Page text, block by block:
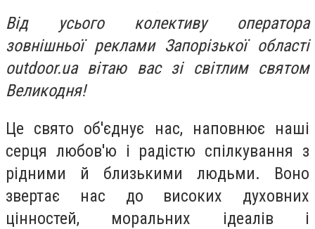
Від усього колективу оператора
зовнішньої реклами Запорізької області
outdoor.ua вітаю вас зі світлим святом
Великодня!
Це свято об'єднує нас, наповнює наші
серця любов'ю і радістю спілкування з
рідними й близькими людьми. Воно
звертає нас до високих духовних
цінностей, моральних ідеалів і